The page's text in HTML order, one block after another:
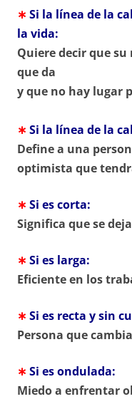
∗ Si la línea de la
la vida:
Quiere decir que
que da
y que no hay lugar
∗ Si la línea de la
Define a una
optimista que
∗ Si es corta:
Significa que se
∗ Si es larga:
Eficiente en los
∗ Si es recta y sin
Persona que
∗ Si es ondulada:
Miedo a enfrentar